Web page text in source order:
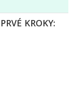
KROKY: